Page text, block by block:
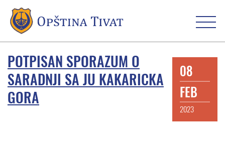
POTPISAN SPORAZUM O
SARADNJI SA JU KAKARICKA
GORA
08
FEB
2023